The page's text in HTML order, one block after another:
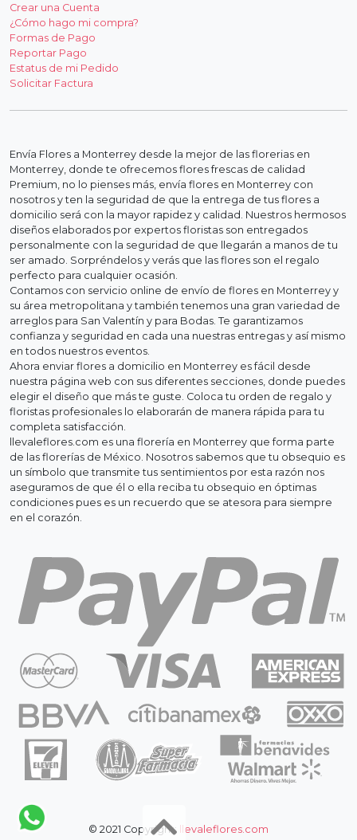
Crear una Cuenta
¿Cómo hago mi compra?
Formas de Pago
Reportar Pago
Estatus de mi Pedido
Solicitar Factura
Envía Flores a Monterrey desde la mejor de las florerias en
Monterrey, donde te ofrecemos flores frescas de calidad
Premium, no lo pienses más, envía flores en Monterrey con
nosotros y ten la seguridad de que la entrega de tus flores a
domicilio será con la mayor rapidez y calidad. Nuestros hermosos
diseños elaborados por expertos floristas son entregados
personalmente con la seguridad de que llegarán a manos de tu
ser amado. Sorpréndelos y verás que las flores son el regalo
perfecto para cualquier ocasión.
Contamos con servicio online de envío de flores en Monterrey y
su área metropolitana y también tenemos una gran variedad de
arreglos para San Valentín y para Bodas. Te garantizamos
confianza y seguridad en cada una nuestras entregas y así mismo
en todos nuestros eventos.
Ahora enviar flores a domicilio en Monterrey es fácil desde
nuestra página web con sus diferentes secciones, donde puedes
elegir el diseño que más te guste. Coloca tu orden de regalo y
floristas profesionales lo elaborarán de manera rápida para tu
completa satisfacción.
llevaleflores.com es una florería en Monterrey que forma parte
de las florerías de México. Nosotros sabemos que tu obsequio es
un símbolo que transmite tus sentimientos por esta razón nos
aseguramos de que él o ella reciba tu obsequio en óptimas
condiciones pues es un recuerdo que se atesora para siempre
en el corazón.
© 2021 Copyright: llevaleflores.com